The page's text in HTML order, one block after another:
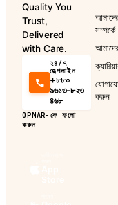
Quality You
Trust,
Delivered
with Care.
২৪/৭
হেল্পলাইন
+৮৮০
৯৬১৩-৮২৩
৪৬৮
OPNAR-কে ফলো
করুন
আমাদের
সম্পর্কে
করুন